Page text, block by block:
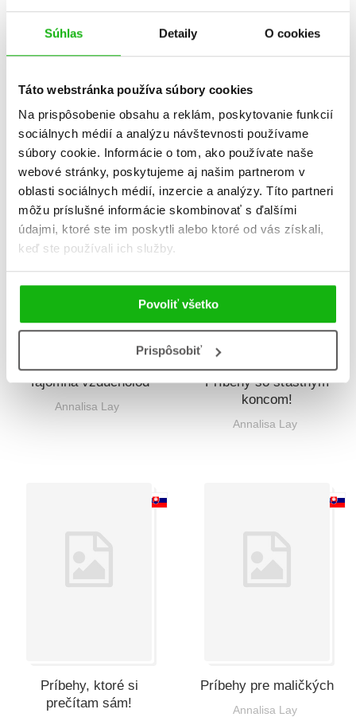
Súhlas Detaily O cookies
Táto webstránka používa súbory cookies
Na prispôsobenie obsahu a reklám, poskytovanie funkcií
sociálnych médií a analýzu návštevnosti používame
súbory cookie. Informácie o tom, ako používate naše
webové stránky, poskytujeme aj našim partnerom v
oblasti sociálnych médií, inzercie a analýzy. Títo partneri
môžu príslušné informácie skombinovať s ďalšími
údajmi, ktoré ste im poskytli alebo ktoré od vás získali,
keď ste používali ich služby.
Povoliť všetko
Prispôsobiť
Annalisa Lay
legendárneho Doda
Annalisa Lay
Tajomná vzducholoď
Annalisa Lay
Príbehy so šťastným
koncom!
Annalisa Lay
Príbehy, ktoré si
prečítam sám!
Príbehy pre maličkých
Annalisa Lay